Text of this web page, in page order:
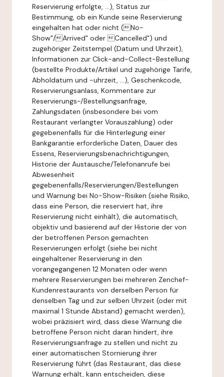
Reservierung erfolgte, ...), Status zur
Bestimmung, ob ein Kunde seine Reservierung
eingehalten hat oder nicht (No-
Show"/Arrived" oder Cancelled") und
zugehöriger Zeitstempel (Datum und Uhrzeit),
Informationen zur Click-and-Collect-Bestellung
(bestellte Produkte/Artikel und zugehörige Tarife,
Abholdatum und -uhrzeit, ...), Geschenkcode,
Reservierungsanlass, Kommentare zur
Reservierungs-/Bestellungsanfrage,
Zahlungsdaten (insbesondere bei vom
Restaurant verlangter Vorauszahlung) oder
gegebenenfalls für die Hinterlegung einer
Bankgarantie erforderliche Daten, Dauer des
Essens, Reservierungsbenachrichtigungen,
Historie der Austausche/Telefonanrufe bei
Abwesenheit
gegebenenfalls/Reservierungen/Bestellungen
und Warnung bei No-Show-Risiken (siehe Risiko,
dass eine Person, die reserviert hat, ihre
Reservierung nicht einhält), die automatisch,
objektiv und basierend auf der Historie der von
der betroffenen Person gemachten
Reservierungen erfolgt (siehe bei nicht
eingehaltener Reservierung in den
vorangegangenen 12 Monaten oder wenn
mehrere Reservierungen bei mehreren Zenchef-
Kundenrestaurants von derselben Person für
denselben Tag und zur selben Uhrzeit (oder mit
maximal 1 Stunde Abstand) gemacht werden),
wobei präzisiert wird, dass diese Warnung die
betroffene Person nicht daran hindert, ihre
Reservierungsanfrage zu stellen und nicht zu
einer automatischen Stornierung ihrer
Reservierung führt (das Restaurant, das diese
Warnung erhält, kann entscheiden, diese